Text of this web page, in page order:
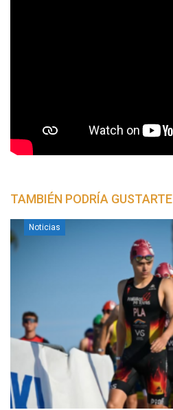
TAMBIÉN PODRÍA GUSTARTE
Noticias